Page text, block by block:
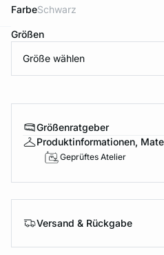
Farbe schwarz
Größen
Größe wählen
Größenratgeber
Produktinformationen,
Geprüftes Atelier
Versand & Rückgabe